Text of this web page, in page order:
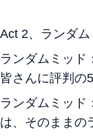
Act 2、ランダム
ランダムミッド
皆さんに評判の
ランダムミッド
は、そのままの